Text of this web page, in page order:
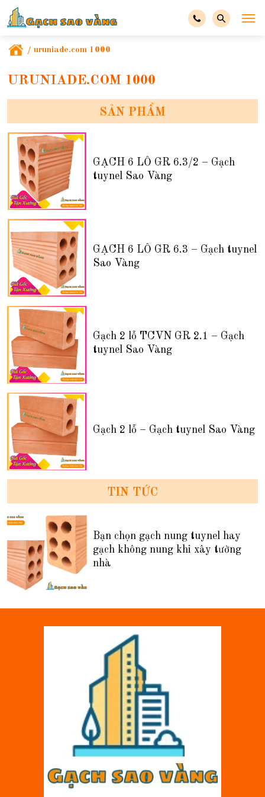
/ uruniade.com 1000
URUNIADE.COM 1000
SẢN PHẨM
GẠCH 6 LỖ GR 6.3/2 – Gạch
tuynel Sao Vàng
GẠCH 6 LỖ GR 6.3 – Gạch tuynel
Sao Vàng
Gạch 2 lỗ TCVN GR 2.1 – Gạch
tuynel Sao Vàng
Gạch 2 lỗ – Gạch tuynel Sao Vàng
TIN TỨC
Bạn chọn gạch nung tuynel hay
gạch không nung khi xây tường
nhà